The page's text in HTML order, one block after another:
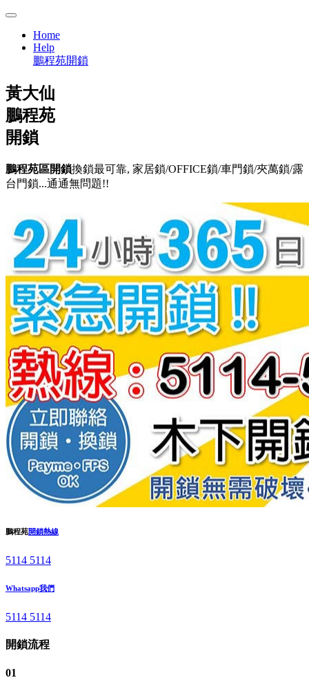
Home
Help
鵬程苑開鎖
黃大仙
鵬程苑
開鎖
鵬程苑區開鎖換鎖最可靠, 家居鎖/OFFICE鎖/車門鎖/夾萬鎖/露
台門鎖...通通無問題!!
鵬程苑開鎖熱線
5114 5114
Whatsapp我們
5114 5114
開鎖流程
01